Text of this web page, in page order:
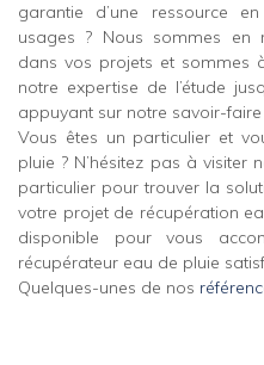
garantie d’une ressource
usages ? Nous sommes en
dans vos projets et sommes
notre expertise de l’étude
appuyant sur notre savoir-
Vous êtes un particulier et
pluie ? N’hésitez pas à visiter
particulier pour trouver la
votre projet de récupération
disponible pour vous
récupérateur eau de pluie
Quelques-unes de nos